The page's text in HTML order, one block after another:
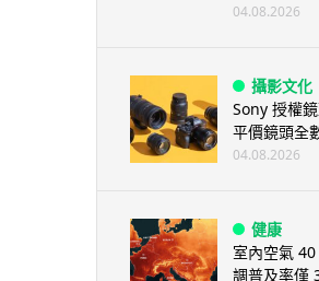
04.08.2026
攝影文化
Sony 授權
平價鏡頭全
04.08.2026
健康
室內空氣
調普及率僅